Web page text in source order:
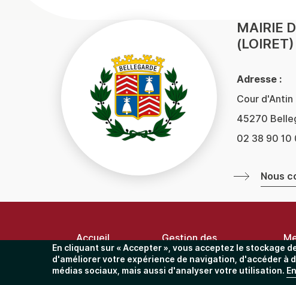
MAIRIE
(LOIRET)
Adresse :
Cour d'Antin
45270
02 38 90 10
Nous
Accueil
Gestion des
cookies
En cliquant sur « Accepter », vous acceptez le stockage
d'améliorer votre expérience de navigation, d'accéder
médias sociaux, mais aussi d'analyser votre utilisation.